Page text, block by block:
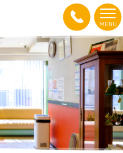
MENU